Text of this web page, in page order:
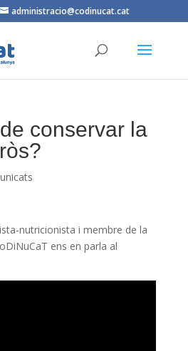
administracio@codinucat.cat
conservar la
nutricionista i membre de la
ens en parla al